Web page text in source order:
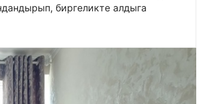
биргеликте алдыга